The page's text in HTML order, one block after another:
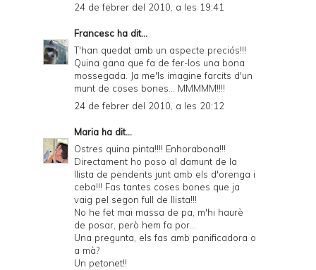
24 de febrer del 2010, a les 19:41
Francesc ha dit...
T'han quedat amb un aspecte preciós!!!
Quina gana que fa de fer-los una bona
mossegada. Ja me'ls imagine farcits d'un
munt de coses bones... MMMMM!!!!
24 de febrer del 2010, a les 20:12
Maria ha dit...
Ostres quina pinta!!!! Enhorabona!!!
Directament ho poso al damunt de la
llista de pendents junt amb els d'orenga i
ceba!!! Fas tantes coses bones que ja
vaig pel segon full de llista!!!
No he fet mai massa de pa, m'hi haurè
de posar, però hem fa por...
Una pregunta, els fas amb panificadora o
a mà?
Un petonet!!